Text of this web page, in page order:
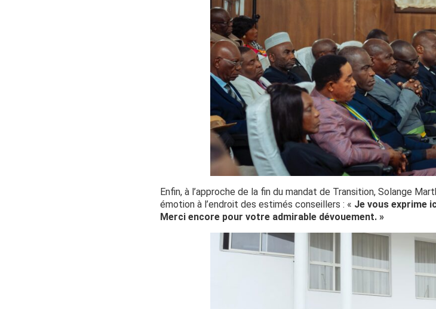
Enfin, à l’approche de la fin du mandat de Transition, Solange
émotion à l’endroit des estimés conseillers : « Je vous exprime
Merci encore pour votre admirable dévouement. »